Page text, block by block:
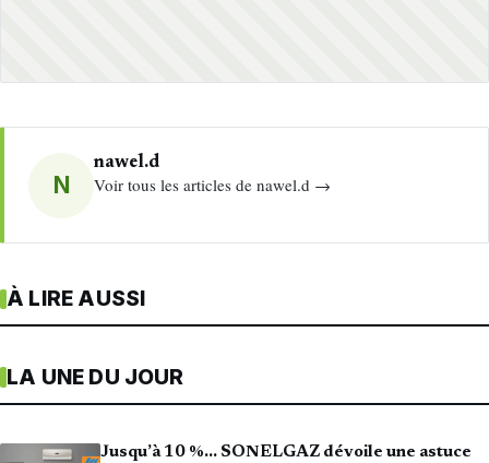
N
nawel.d
Voir tous les articles de nawel.d →
À LIRE AUSSI
LA UNE DU JOUR
Jusqu’à 10 %… SONELGAZ dévoile une astuce